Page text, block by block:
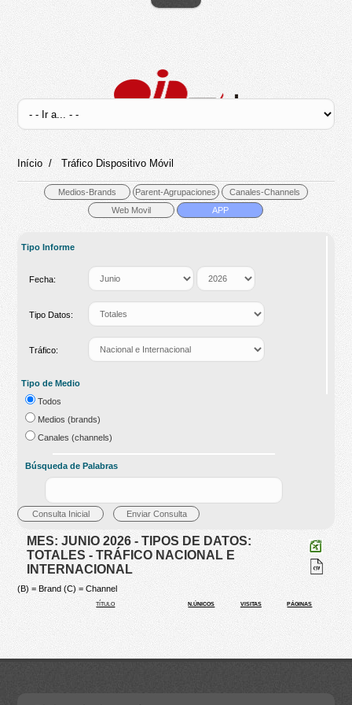
Início /Tráfico Dispositivo Móvil
Tipo Informe
Fecha:
Tipo Datos:
Tráfico:
Tipo de Medio
Todos
Medios (brands)
Canales (channels)
Búsqueda de Palabras
MES: JUNIO 2026 - TIPOS DE DATOS:
TOTALES - TRÁFICO NACIONAL E
INTERNACIONAL
(B) = Brand (C) = Channel
TÍTULO N.ÚNICOS VISITAS PÁGINAS